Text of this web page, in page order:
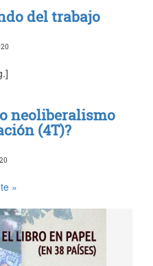
del trabajo
neoliberalismo
(4T)?
»